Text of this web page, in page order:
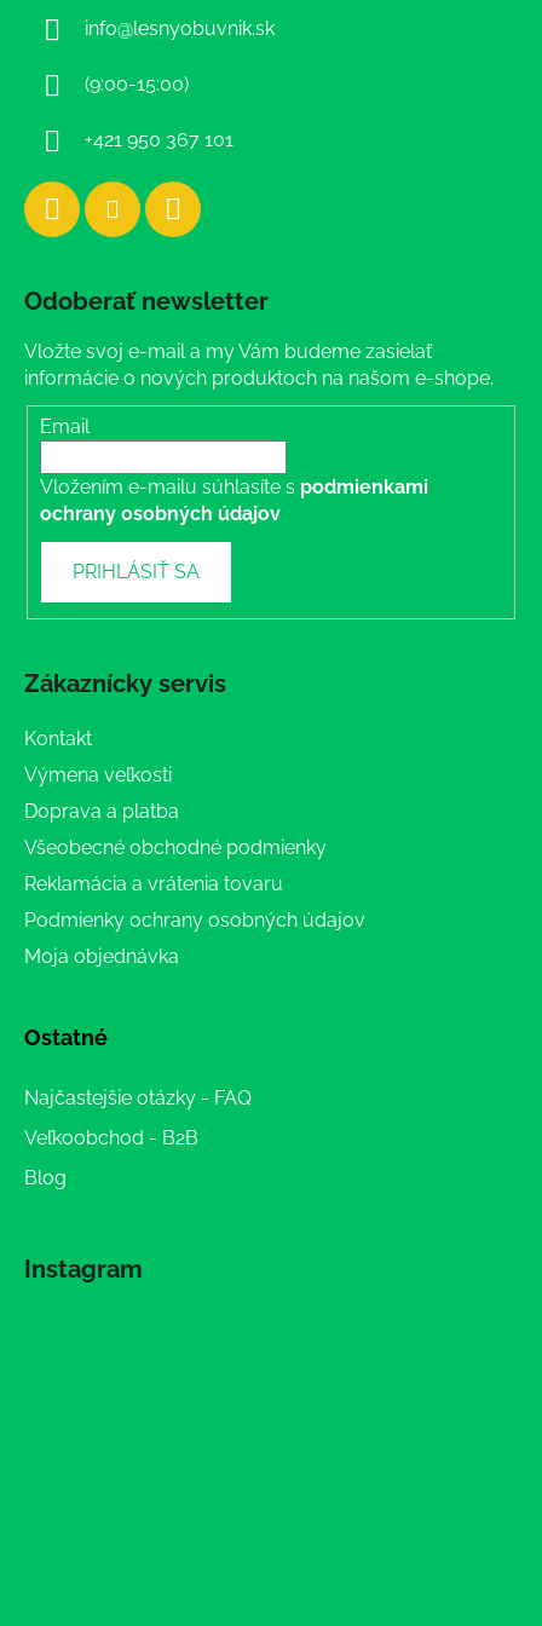
info@lesnyobuvnik.sk
(9:00-15:00)
+421 950 367 101
Odoberať newsletter
Vložte svoj e-mail a my Vám budeme zasielať
informácie o nových produktoch na našom e-shope.
Email
Vložením e-mailu súhlasíte s podmienkami
ochrany osobných údajov
PRIHLÁSIŤ SA
Zákaznícky servis
Kontakt
Výmena veľkosti
Doprava a platba
Všeobecné obchodné podmienky
Reklamácia a vrátenia tovaru
Podmienky ochrany osobných údajov
Moja objednávka
Ostatné
Najčastejšie otázky - FAQ
Veľkoobchod - B2B
Blog
Instagram